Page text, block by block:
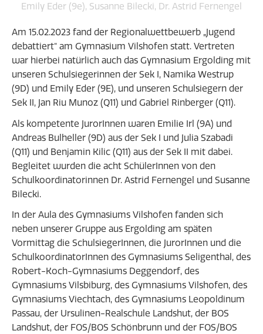
Am 15.02.2023 fand der Regionalwettbewerb „Jugend
debattiert“ am Gymnasium Vilshofen statt. Vertreten
war hierbei natürlich auch das Gymnasium Ergolding mit
unseren Schulsiegerinnen der Sek I, Namika Westrup
(9D) und Emily Eder (9E), und unseren Schulsiegern der
Sek II, Jan Riu Munoz (Q11) und Gabriel Rinberger (Q11).
Als kompetente JurorInnen waren Emilie Irl (9A) und
Andreas Bulheller (9D) aus der Sek I und Julia Szabadi
(Q11) und Benjamin Kilic (Q11) aus der Sek II mit dabei.
Begleitet wurden die acht SchülerInnen von den
Schulkoordinatorinnen Dr. Astrid Fernengel und Susanne
Bilecki.
In der Aula des Gymnasiums Vilshofen fanden sich
neben unserer Gruppe aus Ergolding am späten
Vormittag die SchulsiegerInnen, die JurorInnen und die
SchulkoordinatorInnen des Gymnasiums Seligenthal, des
Robert-Koch-Gymnasiums Deggendorf, des
Gymnasiums Vilsbiburg, des Gymnasiums Vilshofen, des
Gymnasiums Viechtach, des Gymnasiums Leopoldinum
Passau, der Ursulinen-Realschule Landshut, der BOS
Landshut, der FOS/BOS Schönbrunn und der FOS/BOS
Emily Eder (9e), Susanne Bilecki, Dr. Astrid Fernengel